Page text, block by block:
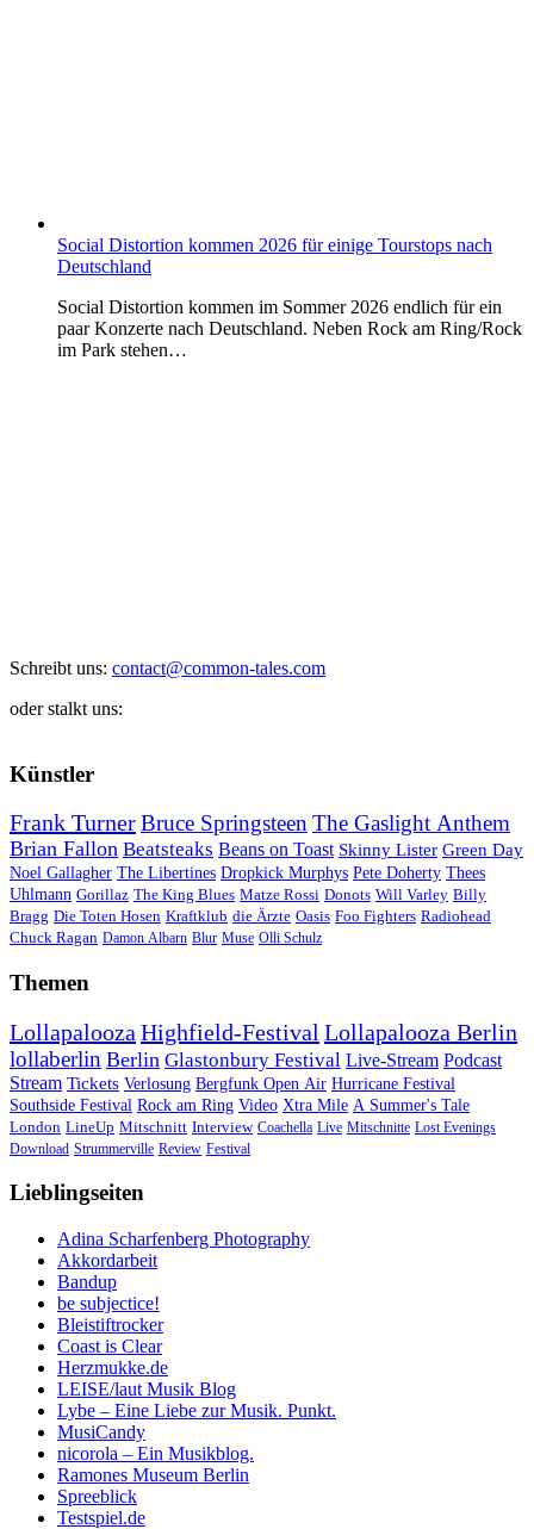
Social Distortion kommen 2026 für einige Tourstops nach
Deutschland
Social Distortion kommen im Sommer 2026 endlich für ein
paar Konzerte nach Deutschland. Neben Rock am Ring/Rock
im Park stehen…
Schreibt uns: contact@common-tales.com
oder stalkt uns:
Künstler
Frank TurnerBruce SpringsteenThe Gaslight Anthem
Brian Fallon Beatsteaks Beans on Toast Skinny Lister Green Day
Noel Gallagher The Libertines Dropkick Murphys Pete Doherty Thees
Uhlmann Gorillaz The King Blues Matze Rossi Donots Will Varley Billy
Bragg Die Toten Hosen Kraftklub die Ärzte Oasis Foo Fighters Radiohead
Chuck Ragan Damon Albarn Blur Muse Olli Schulz
Themen
Lollapalooza Highfield-Festival Lollapalooza Berlin
lollaberlin Berlin Glastonbury Festival Live-Stream Podcast
Stream Tickets Verlosung Bergfunk Open Air Hurricane Festival
Southside Festival Rock am Ring Video Xtra Mile A Summer's Tale
London LineUp Mitschnitt Interview Coachella Live Mitschnitte Lost Evenings
Download Strummerville Review Festival
Lieblingseiten
Adina Scharfenberg Photography
Akkordarbeit
Bandup
be subjectice!
Bleistiftrocker
Coast is Clear
Herzmukke.de
LEISE/laut Musik Blog
Lybe – Eine Liebe zur Musik. Punkt.
MusiCandy
nicorola – Ein Musikblog.
Ramones Museum Berlin
Spreeblick
Testspiel.de